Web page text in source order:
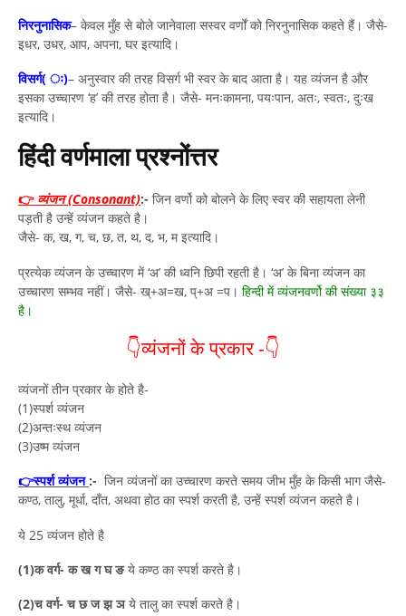
निरनुनासिक– केवल मुँह से बोले जानेवाला सस्वर वर्णों को निरनुनासिक कहते हैं। जैसे-
इधर, उधर, आप, अपना, घर इत्यादि।
विसर्ग( ः)– अनुस्वार की तरह विसर्ग भी स्वर के बाद आता है। यह व्यंजन है और
इसका उच्चारण ‘ह’ की तरह होता है। जैसे- मनःकामना, पयःपान, अतः, स्वतः, दुःख
इत्यादि।
हिंदी वर्णमाला प्रश्नोंत्तर
👉व्यंजन (Consonant):- जिन वर्णो को बोलने के लिए स्वर की सहायता लेनी
पड़ती है उन्हें व्यंजन कहते है।
जैसे- क, ख, ग, च, छ, त, थ, द, भ, म इत्यादि।
प्रत्येक व्यंजन के उच्चारण में ‘अ’ की ध्वनि छिपी रहती है। ‘अ’ के बिना व्यंजन का
उच्चारण सम्भव नहीं। जैसे- ख्+अ=ख, प्+अ =प। हिन्दी में व्यंजनवर्णो की संख्या ३३
है।
👇व्यंजनों के प्रकार -👇
व्यंजनों तीन प्रकार के होते है-
(1)स्पर्श व्यंजन
(2)अन्तःस्थ व्यंजन
(3)उष्म व्यंजन
👉स्पर्श व्यंजन :- जिन व्यंजनों का उच्चारण करते समय जीभ मुँह के किसी भाग जैसे-
कण्ठ, तालु, मूर्धा, दाँत, अथवा होठ का स्पर्श करती है, उन्हें स्पर्श व्यंजन कहते है।
ये 25 व्यंजन होते है
(1)क वर्ग- क ख ग घ ङये कण्ठ का स्पर्श करते है।
(2)च वर्ग- च छ ज झ ञये तालु का स्पर्श करते है।